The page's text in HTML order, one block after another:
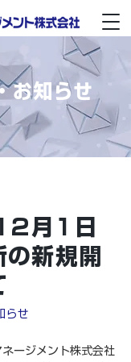
お知らせ
月1日
新規開
らせ
ージメント株式会社